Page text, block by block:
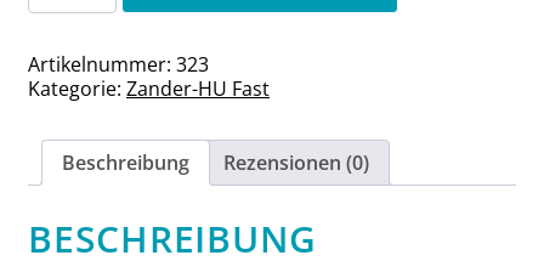
Fast
Grey
Silver
Artikelnummer: 323
Kategorie: Zander-HU Fast
Beschreibung Rezensionen (0)
BESCHREIBUNG